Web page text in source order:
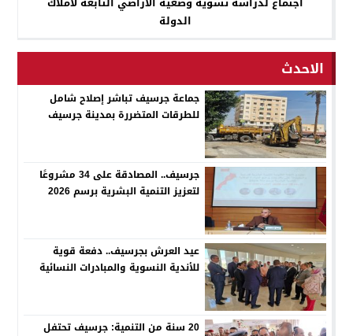
الدولة
الاحدث
جماعة جرسيف تباشر إصلاح شامل
للطرقات المتضررة بمدينة جرسيف
جرسيف.. المصادقة على 34 مشروعًا
لتعزيز التنمية البشرية برسم 2026
عيد العرش بجرسيف.. دفعة قوية
للأندية النسوية والمبادرات النسائية
20 سنة من التنمية: جرسيف تحتفل